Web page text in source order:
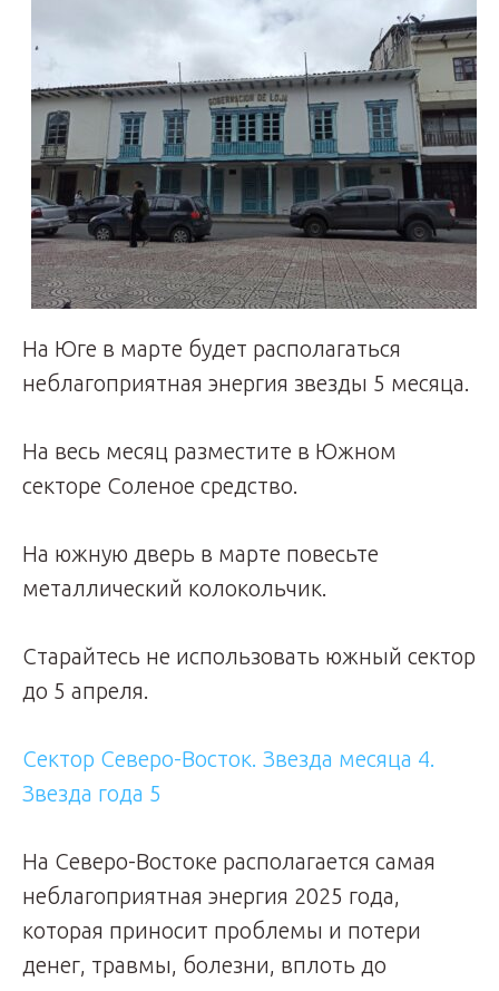
На Юге в марте будет располагаться
неблагоприятная энергия звезды 5 месяца.
На весь месяц разместите в Южном
секторе Соленое средство.
На южную дверь в марте повесьте
металлический колокольчик.
Старайтесь не использовать южный сектор
до 5 апреля.
Сектор Северо-Восток. Звезда месяца 4.
Звезда года 5
На Северо-Востоке располагается самая
неблагоприятная энергия 2025 года,
которая приносит проблемы и потери
денег, травмы, болезни, вплоть до